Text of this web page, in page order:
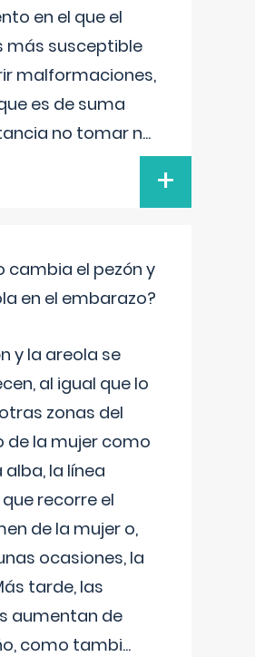
en el que el
más susceptible
malformaciones,
es de suma
no tomar n...
+
cambia el pezón y
en el embarazo?
y la areola se
al igual que lo
zonas del
de la mujer como
alba, la línea
recorre el
de la mujer o,
ocasiones, la
tarde, las
aumentan de
como tambi...